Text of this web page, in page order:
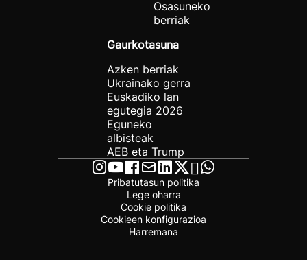
Osasuneko
berriak
Gaurkotasuna
Azken berriak
Ukrainako gerra
Euskadiko lan
egutegia 2026
Eguneko
albisteak
AEB eta Trump
Pribatutasun politika
Lege oharra
Cookie politika
Cookieen konfigurazioa
Harremana